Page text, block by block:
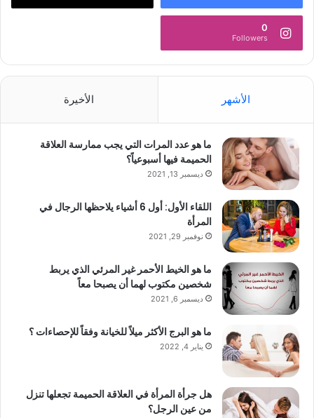
0
Followers
الأشهر الأخيرة
ما هو عدد المرات التي يجب ممارسة العلاقة
الحميمة فيها أسبوعياً؟
ديسمبر 13, 2021
اللقاء الأول: أول 6 أشياء يلاحظها الرجال في
المرأة
نوفمبر 29, 2021
ما هو الخيط الأحمر غير المرئي الذي يربط
شخصين مكتوب لهما أن يصبحا معاً
ديسمبر 6, 2021
ما هو البرج الأكثر ميلاً للخيانة وفقاً للإحصاءات ؟
يناير 4, 2022
هل جرأة المرأة في العلاقة الحميمة تجعلها تنزل
من عين الرجل؟